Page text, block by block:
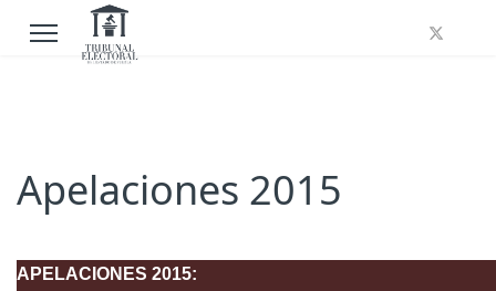
Apelaciones 2015
APELACIONES 2015: